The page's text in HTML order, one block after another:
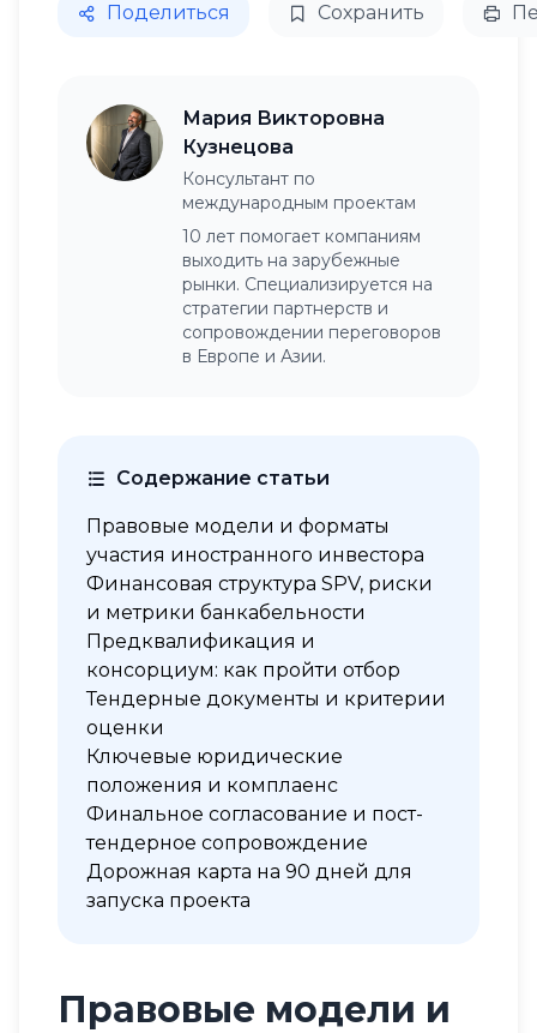
Поделиться Сохранить
Мария Викторовна
Кузнецова
Консультант по
международным проектам
10 лет помогает компаниям
выходить на зарубежные
рынки. Специализируется на
стратегии партнерств и
сопровождении переговоров
в Европе и Азии.
Содержание статьи
Правовые модели и форматы
участия иностранного инвестора
Финансовая структура SPV, риски
и метрики банкабельности
Предквалификация и
консорциум: как пройти отбор
Тендерные документы и критерии
оценки
Ключевые юридические
положения и комплаенс
Финальное согласование и пост-
тендерное сопровождение
Дорожная карта на 90 дней для
запуска проекта
Правовые модели и